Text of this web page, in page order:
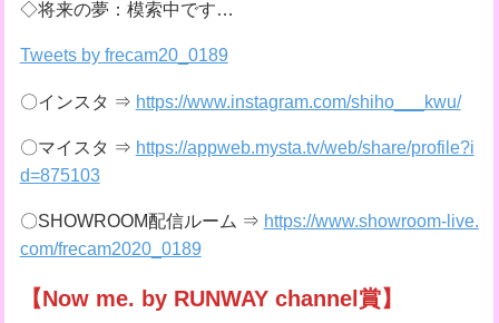
◇将来の夢：模索中です…
Tweets by frecam20_0189
〇インスタ ⇒ https://www.instagram.com/shiho___kwu/
〇マイスタ ⇒ https://appweb.mysta.tv/web/share/profile?i
d=875103
〇SHOWROOM配信ルーム ⇒ https://www.showroom-live.
com/frecam2020_0189
【Now me. by RUNWAY channel賞】